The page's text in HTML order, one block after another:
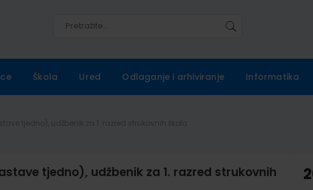
Škola Ured Odlaganje i arhiviranje Informatika
tjedno), udžbenik za 1. razred strukovnih